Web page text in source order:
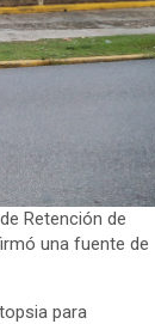
Retención de
una fuente de
para